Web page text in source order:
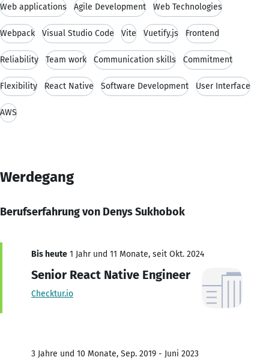
Web applications Agile Development Web Technologies
Webpack Visual Studio Code Vite Vuetify.js Frontend
Reliability Team work Communication skills Commitment
Flexibility React Native Software Development User Interface
AWS
Werdegang
Berufserfahrung von Denys Sukhobok
Bis heute 1 Jahr und 11 Monate, seit Okt. 2024
Senior React Native Engineer
Checktur.io
3 Jahre und 10 Monate, Sep. 2019 - Juni 2023